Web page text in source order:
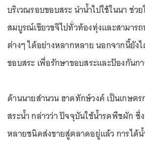
บริเวณรอบขอบสระ นำน้ำไปใช้ในนา ช่ว
สมบูรณ์เขียวขจีไปทั่วท้องทุ่งและสามารถ
ต่างๆ ได้อย่างหลากหลาย นอกจากนี้ยั
ขอบสระ เพื่อรักษาขอบสระและป้องกันก
ด้านนายสำนวน ฮาดทักษ์วงค์ เป็นเกษต
สระน้ำ กล่าวว่า ปัจจุบันใช้น้ำรดพืชผัก
หลายชนิดส่งขายสู่ตลาดอยู่แล้ว การได้น้